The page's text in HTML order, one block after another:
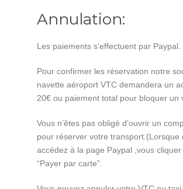
Annulation:
Les paiements s’effectuent par Paypal.
Pour confirmer les réservation notre
navette aéroport VTC demandera un
20€ ou paiement total pour bloquer un
Vous n’êtes pas obligé d’ouvrir un
pour réserver votre transport.(Lorsque
accédez à la page Paypal ,vous
“Payer par carte”.